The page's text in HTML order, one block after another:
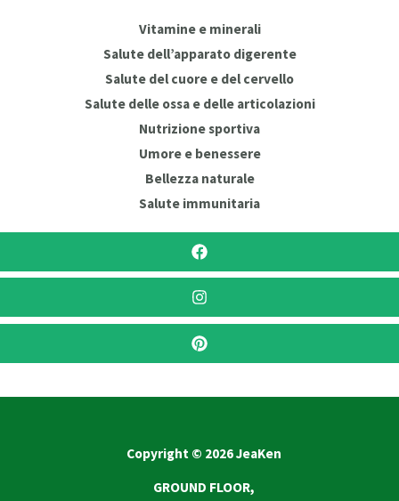
Vitamine e minerali
Salute dell’apparato digerente
Salute del cuore e del cervello
Salute delle ossa e delle articolazioni
Nutrizione sportiva
Umore e benessere
Bellezza naturale
Salute immunitaria
Copyright © 2026 JeaKen
GROUND FLOOR,